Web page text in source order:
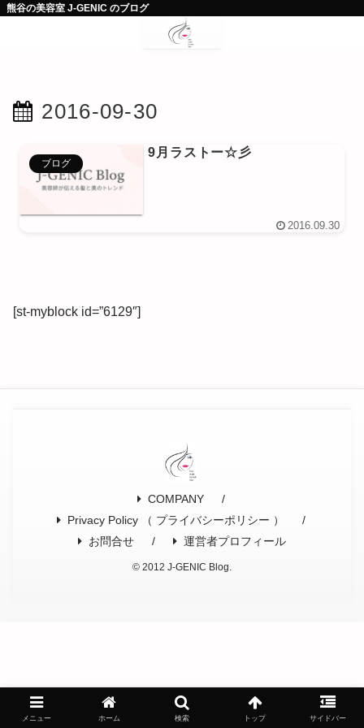
熊谷の美容室 J-GENIC のブログ
2016-09-30
ブログ
9月ラストー☆彡
2016.09.30
[st-myblock id=”6129″]
COMPANY
Privacy Policy （ プライバシーポリシー ）
お問合せ
運営者プロフィール
© 2012 J-GENIC Blog.
メニュー ホーム 検索 トップ サイドバー